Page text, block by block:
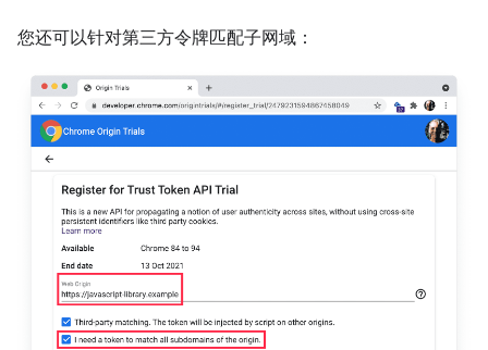
您还可以针对第三方令牌匹配子网域：